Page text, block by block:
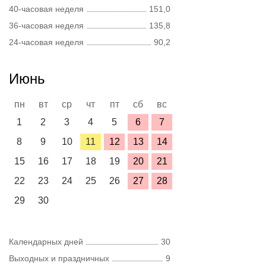
40-часовая неделя
151,0
36-часовая неделя
135,8
24-часовая неделя
90,2
Июнь
пн вт ср чт пт сб
вс
1
2 3 4 5 6
7
8
9 10 11 12 13
14
15
16 17 18 19 20
21
22
23 24 25 26 27
28
29
30
Календарных дней
30
Выходных и праздничных
9